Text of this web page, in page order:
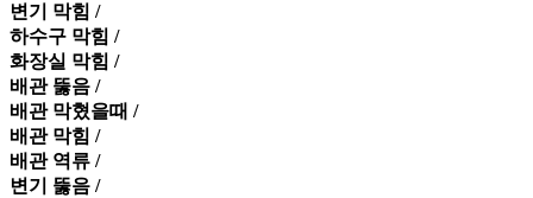
변기 막힘 /
하수구 막힘 /
화장실 막힘 /
배관 뚫음 /
배관 막혔을때 /
배관 막힘 /
배관 역류 /
변기 뚫음 /